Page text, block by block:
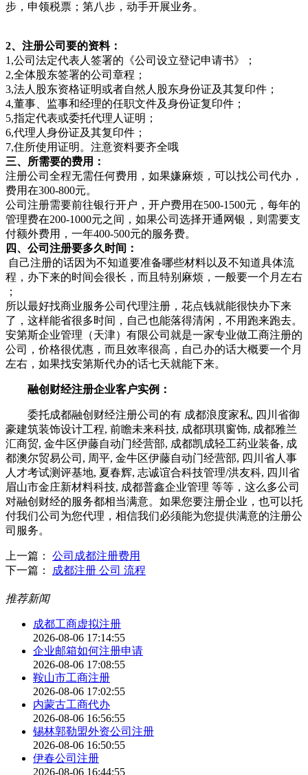
步，申领税票；第八步，动手开展业务。
2、注册公司要的资料：
1,公司法定代表人签署的《公司设立登记申请书》；
2,全体股东签署的公司章程；
3,法人股东资格证明或者自然人股东身份证及其复印件；
4,董事、监事和经理的任职文件及身份证复印件；
5,指定代表或委托代理人证明；
6,代理人身份证及其复印件；
7,住所使用证明。注意资料要齐全哦
三、所需要的费用：
注册公司全程无需任何费用，如果嫌麻烦，可以找公司代办，
费用在300-800元。
公司注册需要前往银行开户，开户费用在500-1500元，每年的
管理费在200-1000元之间，如果公司选择开通网银，则需要支
付额外费用，一年400-500元的服务费。
四、公司注册要多久时间：
自己注册的话因为不知道要准备哪些材料以及不知道具体流
程，办下来的时间会很长，而且特别麻烦，一般要一个月左右
；
所以最好找商业服务公司代理注册，花点钱就能很快办下来
了，这样能省很多时间，自己也能落得清闲，不用跑来跑去。
安第斯企业管理（天津）有限公司就是一家专业做工商注册的
公司，价格很优惠，而且效率很高，自己办的话大概要一个月
左右，如果找安第斯代办的话七天就能下来。
融创财经注册企业客户实例：
委托成都融创财经注册公司的有 成都浪度家私, 四川省御
豪建筑装饰设计工程, 前瞻未来科技, 成都琪琪窗饰, 成都雅兰
汇商贸, 金牛区伊藤自动门经营部, 成都凯成轻工药业装备, 成
都澳尔贸易公司, 周平, 金牛区伊藤自动门经营部, 四川省人事
人才考试测评基地, 夏春辉, 志诚谊合科技管理/洪友科, 四川省
眉山市金庄新材料科技, 成都普鑫企业管理 等等，这么多公司
对融创财经的服务都相当满意。如果您要注册企业，也可以托
付我们公司为您代理，相信我们必须能为您提供满意的注册公
司服务。
上一篇： 公司成都注册费用
下一篇：
成都注册 公司 流程
推荐新闻
成都工商虚拟注册
2026-08-06 17:14:55
企业邮箱如何注册申请
2026-08-06 17:08:55
鞍山市工商注册
2026-08-06 17:02:55
内蒙古工商代办
2026-08-06 16:56:55
锡林郭勒盟外资公司注册
2026-08-06 16:50:55
伊春公司注册
2026-08-06 16:44:55